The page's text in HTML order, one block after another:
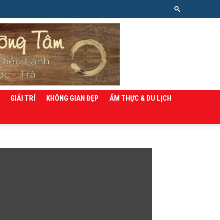
GIẢI TRÍ KHÔNG GIAN ĐẸP ẨM THỰC & DU LỊCH